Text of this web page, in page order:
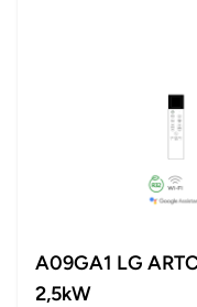
A09GA1 LG
2,5kW